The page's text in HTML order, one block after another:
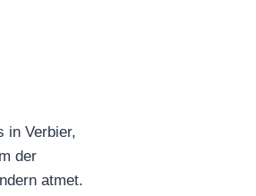
in Verbier,
der
atmet.